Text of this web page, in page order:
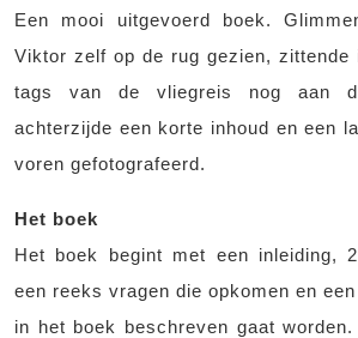
Een mooi uitgevoerd boek.
Viktor zelf op de rug gezien,
tags van de vliegreis nog aan
achterzijde een korte inhoud en een
voren gefotografeerd.
Het boek
Het boek begint met een inleiding,
een reeks vragen die opkomen en
in het boek beschreven gaat